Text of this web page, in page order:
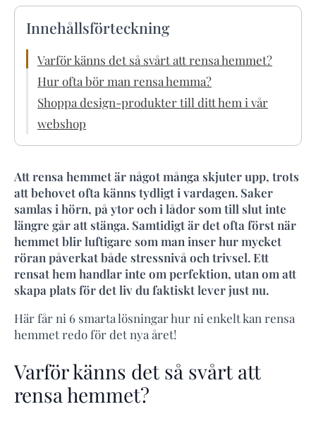
Innehållsförteckning
Varför känns det så svårt att rensa hemmet?
Hur ofta bör man rensa hemma?
Shoppa design-produkter till ditt hem i vår
webshop
Att rensa hemmet är något många skjuter upp, trots
att behovet ofta känns tydligt i vardagen. Saker
samlas i hörn, på ytor och i lådor som till slut inte
längre går att stänga. Samtidigt är det ofta först när
hemmet blir luftigare som man inser hur mycket
röran påverkat både stressnivå och trivsel. Ett
rensat hem handlar inte om perfektion, utan om att
skapa plats för det liv du faktiskt lever just nu.
Här får ni 6 smarta lösningar hur ni enkelt kan rensa
hemmet redo för det nya året!
Varför känns det så svårt att
rensa hemmet?